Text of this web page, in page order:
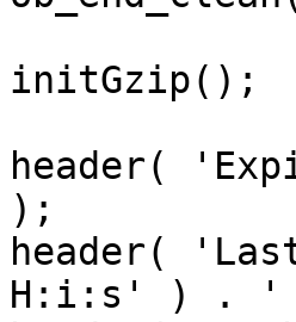
initGzip();
header(
);
header(
H:i:s' ) . '